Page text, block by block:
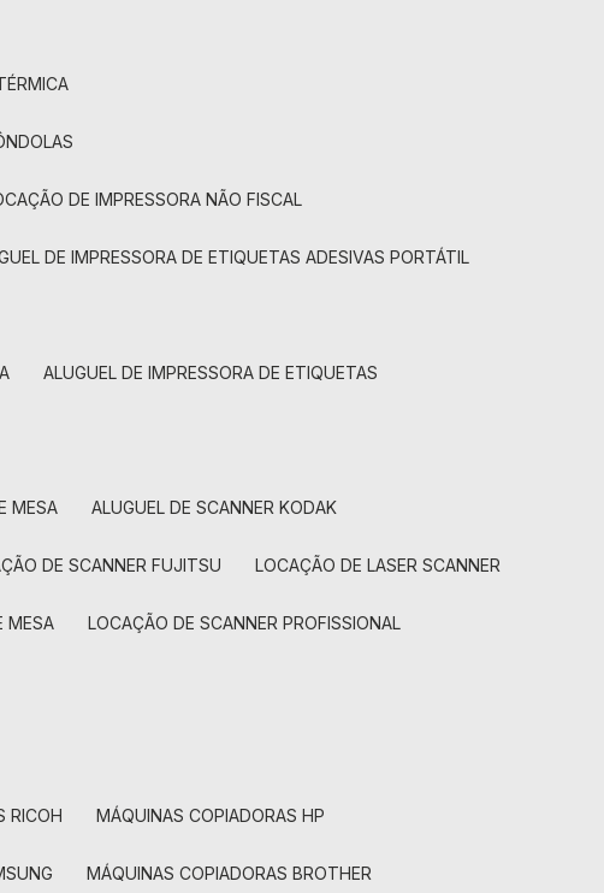
DE IMPRESSORA NÃO FISCAL
DE IMPRESSORA DE ETIQUETAS ADESIVAS PORTÁTIL
ALUGUEL DE IMPRESSORA DE ETIQUETAS
MESA ALUGUEL DE SCANNER KODAK
DE SCANNER FUJITSU LOCAÇÃO DE LASER SCANNER
MESA LOCAÇÃO DE SCANNER PROFISSIONAL
RICOH MÁQUINAS COPIADORAS HP
MÁQUINAS COPIADORAS BROTHER